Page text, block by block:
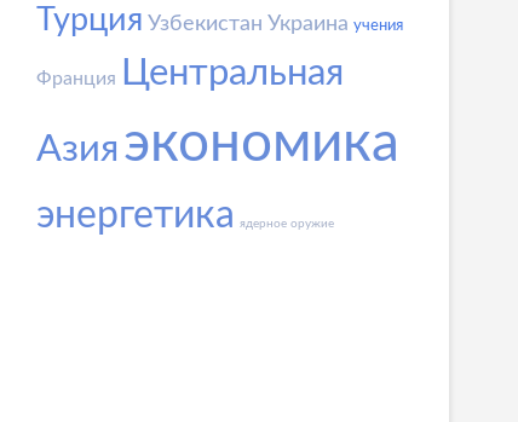
Турция Узбекистан Украина учения
Франция Центральная
Азия экономика
энергетика ядерное оружие